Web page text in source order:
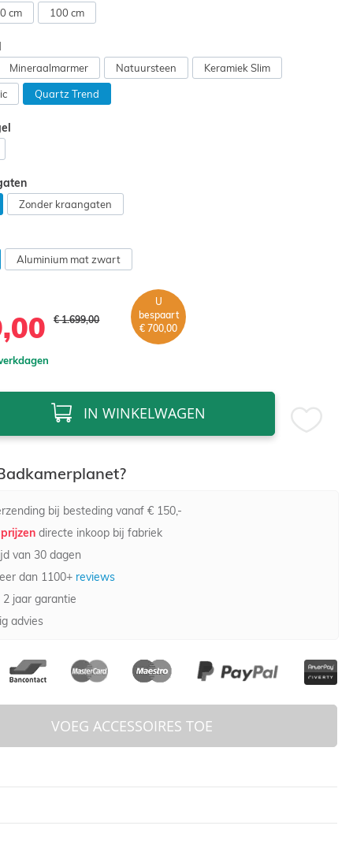
cm 100 cm
Mineraalmarmer Natuursteen Keramiek Slim
Quartz Trend
Zonder kraangaten
Aluminium mat zwart
€ 1.699,00
U
bespaart
€ 700,00
IN WINKELWAGEN
bij besteding vanaf € 150,-
directe inkoop bij fabriek
van 30 dagen
dan 1100+reviews
2 jaar garantie
advies
VOEG ACCESSOIRES TOE